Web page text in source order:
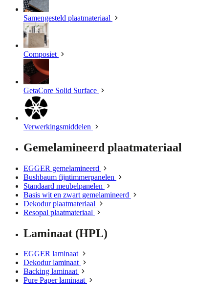
Samengesteld plaatmateriaal
Composiet
GetaCore Solid Surface
Verwerkingsmiddelen
Gemelamineerd plaatmateriaal
EGGER gemelamineerd
Bushbaum fijntimmerpanelen
Standaard meubelpanelen
Basis wit en zwart gemelamineerd
Dekodur plaatmateriaal
Resopal plaatmateriaal
Laminaat (HPL)
EGGER laminaat
Dekodur laminaat
Backing laminaat
Pure Paper laminaat